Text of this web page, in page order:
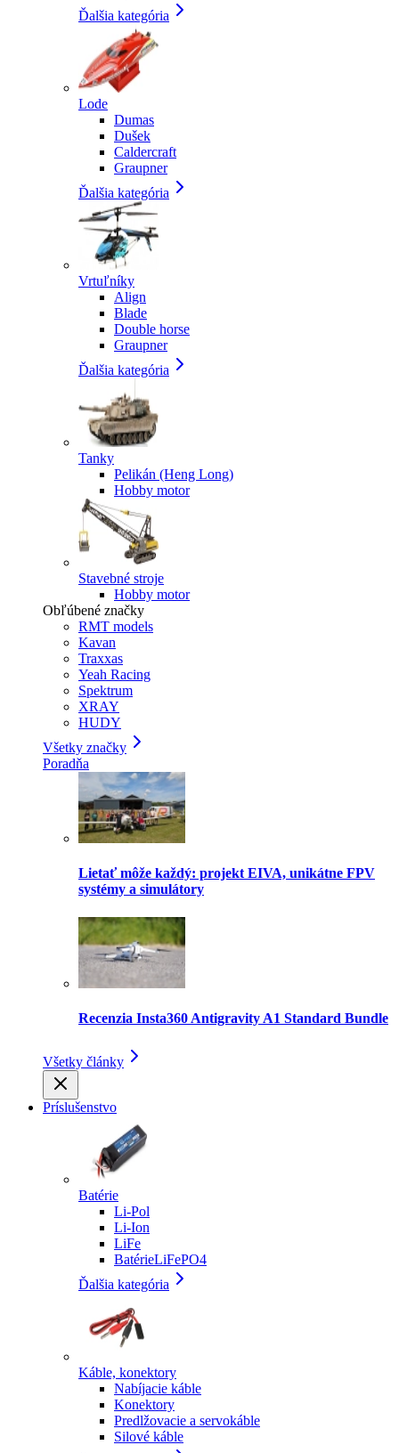
Ďalšia kategória
Lode
Dumas
Dušek
Caldercraft
Graupner
Ďalšia kategória
Vrtuľníky
Align
Blade
Double horse
Graupner
Ďalšia kategória
Tanky
Pelikán (Heng Long)
Hobby motor
Stavebné stroje
Hobby motor
Obľúbené značky
RMT models
Kavan
Traxxas
Yeah Racing
Spektrum
XRAY
HUDY
Všetky značky
Poradňa
Lietať môže každý: projekt EIVA, unikátne FPV
systémy a simulátory
Recenzia Insta360 Antigravity A1 Standard Bundle
Všetky články
Príslušenstvo
Batérie
Li-Pol
Li-Ion
LiFe
BatérieLiFePO4
Ďalšia kategória
Káble, konektory
Nabíjacie káble
Konektory
Predlžovacie a servokáble
Silové káble